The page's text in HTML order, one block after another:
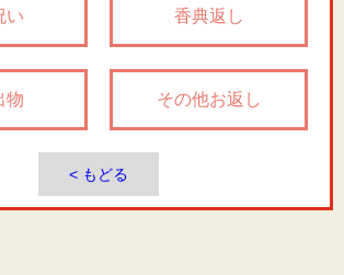
い 香典返し
物 その他お返し
< もどる